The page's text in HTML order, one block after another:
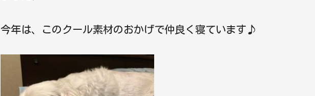
今年は、このクール素材のおかげで仲良く寝ています♪